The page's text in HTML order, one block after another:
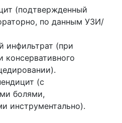
(подтвержденный
по данным УЗИ/
инфильтрат (при
консервативного
(с
болями,
инструментально).